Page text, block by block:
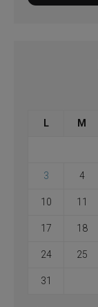
L M
3 4
10 11
17 18
24 25
31